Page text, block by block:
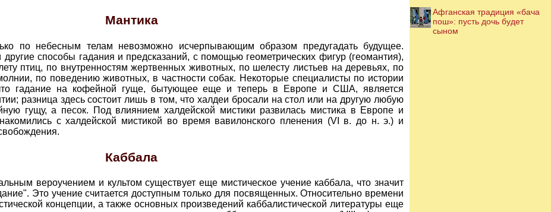
Мантика
по небесным телам невозможно исчерпывающим образом предугадать будущее.
способы гадания и предсказаний, с помощью геометрических фигур (геомантия),
птиц, по внутренностям жертвенных животных, по шелесту листьев на деревьях, по
по поведению животных, в частности собак. Некоторые специалисты по истории
что гадание на кофейной гуще, бытующее еще и теперь в Европе и США, является
разница здесь состоит лишь в том, что халдеи бросали на стол или на другую любую
гущу, а песок. Под влиянием халдейской мистики развилась мистика в Европе и
с халдейской мистикой во время вавилонского пленения (VI в. до н. э.) и
Каббала
вероучением и культом существует еще мистическое учение каббала, что значит
Это учение считается доступным только для посвященных. Относительно времени
концепции, а также основных произведений каббалистической литературы еще
Афганская традиция «бача
пош»: пусть дочь будет
сыном